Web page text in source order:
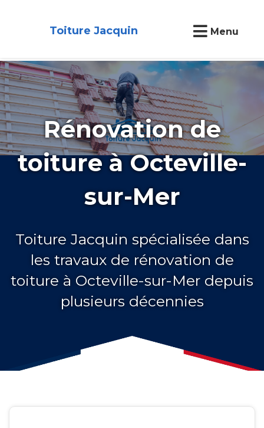
Toiture Jacquin Menu
Rénovation de
toiture à Octeville-
sur-Mer
Toiture Jacquin spécialisée dans
les travaux de rénovation de
toiture à Octeville-sur-Mer depuis
plusieurs décennies